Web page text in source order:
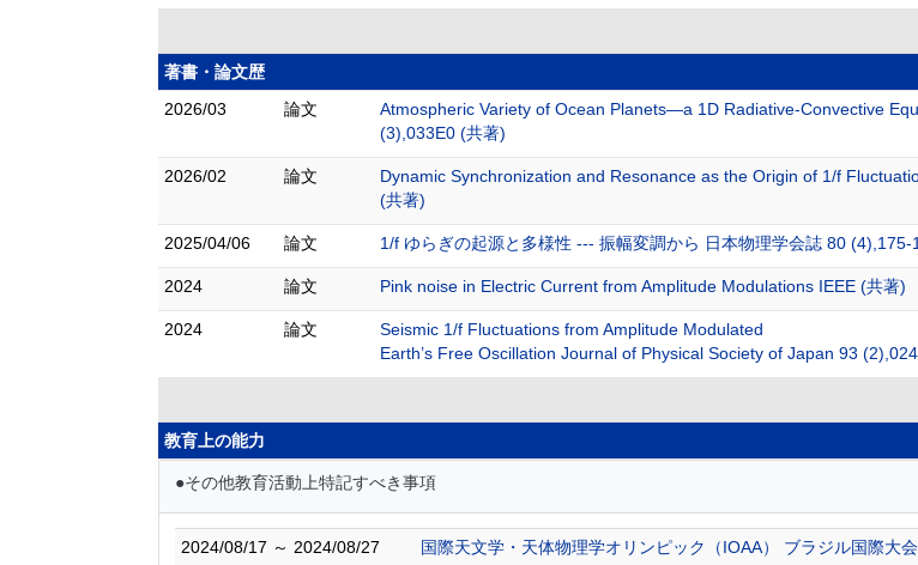
著書・論文歴
2026/03
論文
Atmospheric Variety of Ocean Planets—a 1D Radiative-Convective
(3),033E0 (共著)
2026/02 論文
Dynamic Synchronization and Resonance as the Origin of 1/f
(共著)
2025/04/06 論文 1/f ゆらぎの起源と多様性 --- 振幅変調から 日本物理学会誌 80 (4),175-
2024 論文 Pink noise in Electric Current from Amplitude Modulations IEEE (共著)
2024 論文
Seismic 1/f Fluctuations from Amplitude Modulated
Earth’s Free Oscillation Journal of Physical Society of Japan 93
教育上の能力
●その他教育活動上特記すべき事項
2024/08/17 ～ 2024/08/27 国際天文学・天体物理学オリンピック（IOAA） ブラジル国際大